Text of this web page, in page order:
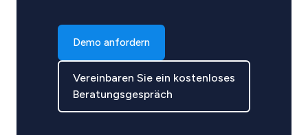
Demo anfordern
Vereinbaren Sie ein kostenloses
Beratungsgespräch